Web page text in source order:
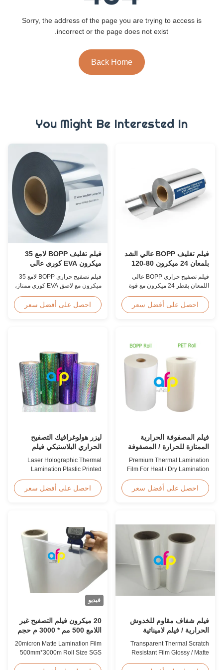
Sorry, the address of the page you are trying to access is
incorrect or the page does not exist.
Back Home
You Might Be Interested In
فيلم تغليف BOPP عالي الشد
بلمعان 24 ميكرون 80-120
درجة مئوية ما بعد الطباعةفيلم تصفيح حراري BOPP عالي
اللمعان بقطر 24 ميكرون مع قوة
حرارة التشغيل 80-120 درجة مئوية،
وسرعة تصفيح 60 م/دقيقة، مُحسّن
احصل على أفضل سعر
فيلم تغليف BOPP لامع 35
ميكرون EVA كوري عالي
السرعة 60 متر/دقيقة
فيلم تصفيح حراري BOPP لامع 35
ميكرون مع لاصق EVA كوري ممتاز،
م/دقيقة، وضوح بصري 92%، مصمم
لغلاف الكتب كبيرة الحجم وتصفيح
احصل على أفضل سعر
فيلم المصفوفة الحرارية
الممتازة للحرارة / المصفوفة
الجافة 12 - 350 ميكرون
Premium Thermal Lamination
Film For Heat / Dry Lamination
Lamination Use Premium
Laminating Roll Thermal
Specification Material BOPP
(Biaxially Oriented
Polypropylene) Film Thickness
احصل على أفضل سعر
ليزر هولوغرافيك التصفيح
الحراري البلاستيكي فيلم
معدني مطبوع لتغليف الهدايا
Laser Holographic Thermal
Lamination Plastic Printed
Packaging Product Overview
Gift Packaging Film Laser
range of designs for wrapping
gifts. This laser holographic
lamination film makes
packaging ...
احصل على أفضل سعر
فيلم شفاف مقاوم للخدوش
الحرارية / فيلم لاميناتية
متضارقة / متطاطية المنتهية
موافقة SGS
Transparent Thermal Scratch
Resistant Film Glossy / Matte
فيديو
20 ميكرون فيلم التصفيح غير
اللامع 500 مم * 3000 م حجم
لفة شهادة SGS
20micron Matte Lamination Film
500mm*3000m Roll Size SGS